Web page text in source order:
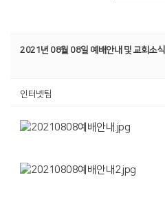
2021년 08월 08일 예배안내 및 교회소식
인터넷팀